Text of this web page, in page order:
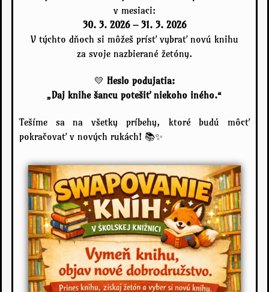
v mesiaci:
30. 3. 2026 – 31. 3. 2026
V týchto dňoch si môžeš prísť vybrať novú knihu
za svoje nazbierané žetóny.
💛 Heslo podujatia:
„Daj knihe šancu potešiť niekoho iného.“
Tešíme sa na všetky príbehy, ktoré budú môcť
pokračovať v nových rukách! 📚✨